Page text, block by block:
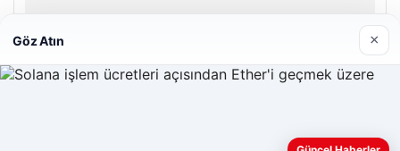
Web sitemizi nasıl kullandığınızı daha iyi anlayabilmek,
Göz Atın ×
Malta Dil Okulu|